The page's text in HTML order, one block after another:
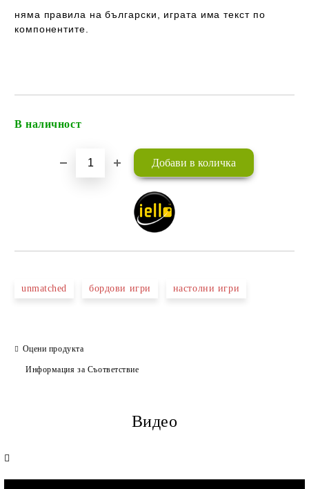
няма правила на български , играта има текст по
компонентите.
В наличност
unmatched бордови игри настолни игри
Оцени продукта
Информация за Съответствие
Видео
